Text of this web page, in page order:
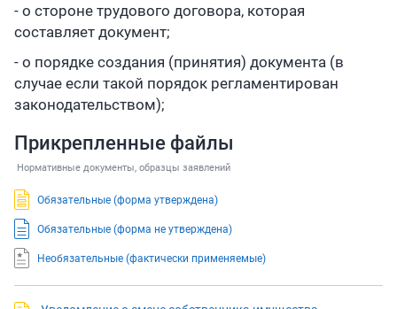
- о стороне трудового договора, которая
составляет документ;
- о порядке создания (принятия) документа (в
случае если такой порядок регламентирован
законодательством);
Прикрепленные файлы
Нормативные документы, образцы заявлений
Обязательные (форма утверждена)
Обязательные (форма не утверждена)
Необязательные (фактически применяемые)